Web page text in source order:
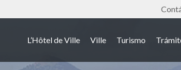
L’Hôtel de Ville Ville Turismo